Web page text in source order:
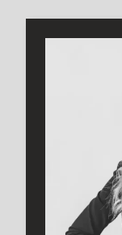
Bostadens
Landborgen och
plats för
middagar under
Det
ansluter till ett
skapar ett
smakfull
behåller sin
rum är något